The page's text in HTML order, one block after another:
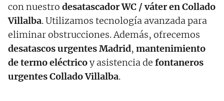
con nuestro desatascador WC / váter en Collado
Villalba. Utilizamos tecnología avanzada para
eliminar obstrucciones. Además, ofrecemos
desatascos urgentes Madrid, mantenimiento
de termo eléctricoy asistencia de fontaneros
urgentes Collado Villalba.